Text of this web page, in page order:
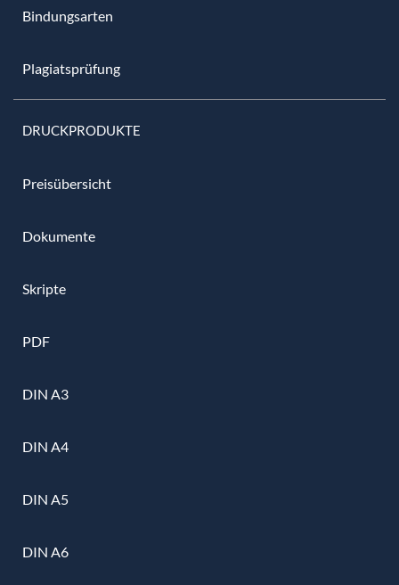
Bindungsarten
Plagiatsprüfung
DRUCKPRODUKTE
Preisübersicht
Dokumente
Skripte
PDF
DIN A3
DIN A4
DIN A5
DIN A6